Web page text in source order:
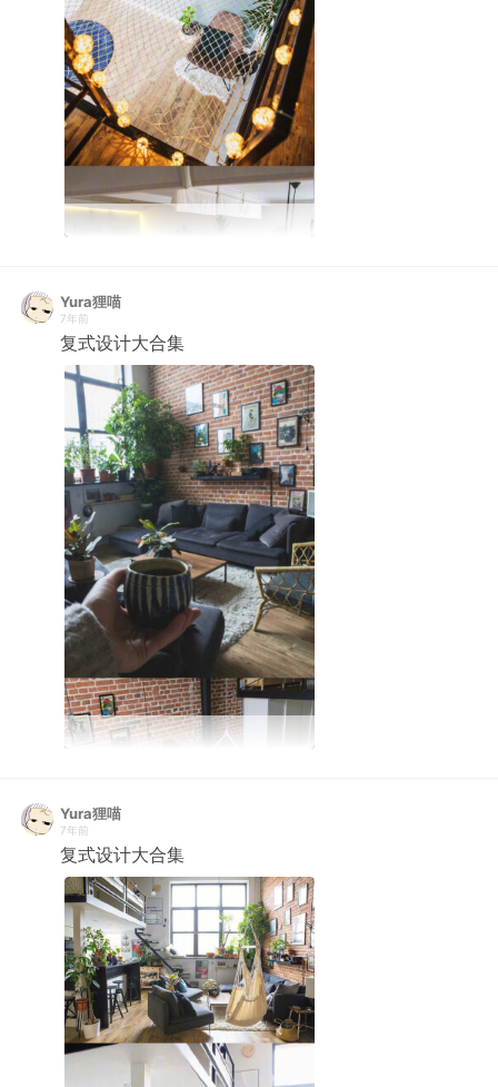
Yura狸喵
7年前
复式设计大合集 ​ ​​​​
Yura狸喵
7年前
复式设计大合集 ​ ​​​​